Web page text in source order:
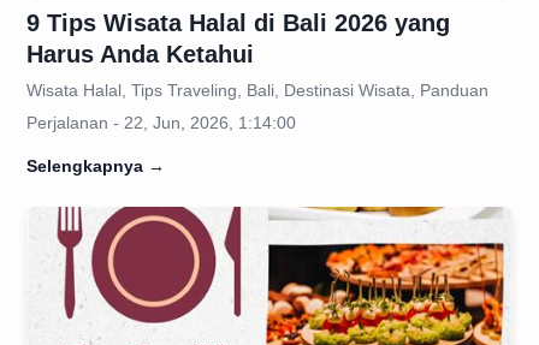
9 Tips Wisata Halal di Bali 2026 yang
Harus Anda Ketahui
Wisata Halal, Tips Traveling, Bali, Destinasi Wisata, Panduan
Perjalanan - 22, Jun, 2026, 1:14:00
Selengkapnya →